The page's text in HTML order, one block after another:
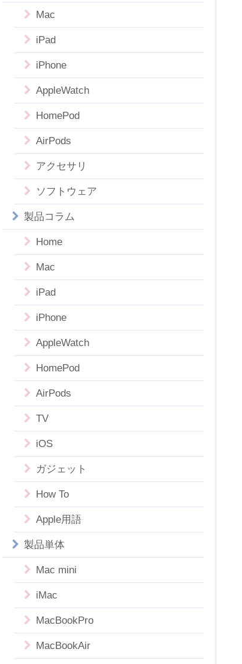
Mac
iPad
iPhone
AppleWatch
HomePod
AirPods
アクセサリ
ソフトウェア
製品コラム
Home
Mac
iPad
iPhone
AppleWatch
HomePod
AirPods
TV
iOS
ガジェット
How To
Apple用語
製品単体
Mac mini
iMac
MacBookPro
MacBookAir